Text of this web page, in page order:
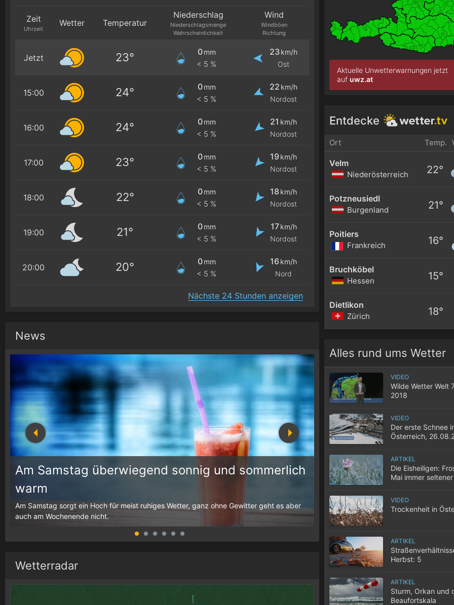
Zeit
Uhrzeit
Wetter Temperatur
Niederschlag
Niederschlagsmenge
Wahrscheinlichkeit
Wind
Windböen
Richtung
Jetzt 23° 0 mm
< 5 %
23km/h
Ost
15:00 24° 0 mm
< 5 %
22 km/h
Nordost
16:00 24° 0 mm
< 5 %
21 km/h
Nordost
17:00 23° 0 mm
< 5 %
19km/h
Nordost
18:00 22° 0 mm
< 5 %
18 km/h
Nordost
19:00 21° 0 mm
< 5 %
17 km/h
Nordost
20:00 20° 0 mm
< 5 %
16 km/h
Nord
Nächste 24 Stunden anzeigen
News
Am Samstag überwiegend sonnig und sommerlich
warm
Am Samstag sorgt ein Hoch für meist ruhiges Wetter, ganz ohne Gewitter geht es aber
auch am Wochenende nicht.
10 Tipps für einen
Wenn selbst in der Nacht die
der Wohnung nicht entweicht, wird der
Wetterradar
Aktuelle Unwetterwarnungen jetzt
auf uwz.at
Entdecke
Ort Temp.
Velm
Niederösterreich 22°
Potzneusiedl
Burgenland 21°
Poitiers
Frankreich 16°
Bruchköbel
Hessen 15°
Dietlikon
Zürich 18°
Alles rund ums Wetter
VIDEO
Wilde Wetter Welt
2018
VIDEO
Der erste Schnee
Österreich,
ARTIKEL
Die Eisheiligen:
Mai immer seltener
VIDEO
Trockenheit in
ARTIKEL
Herbst: 5
ARTIKEL
Sturm, Orkan und
Beaufortskala